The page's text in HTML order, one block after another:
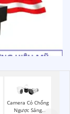
Camera Có Chống
Ngược Sáng